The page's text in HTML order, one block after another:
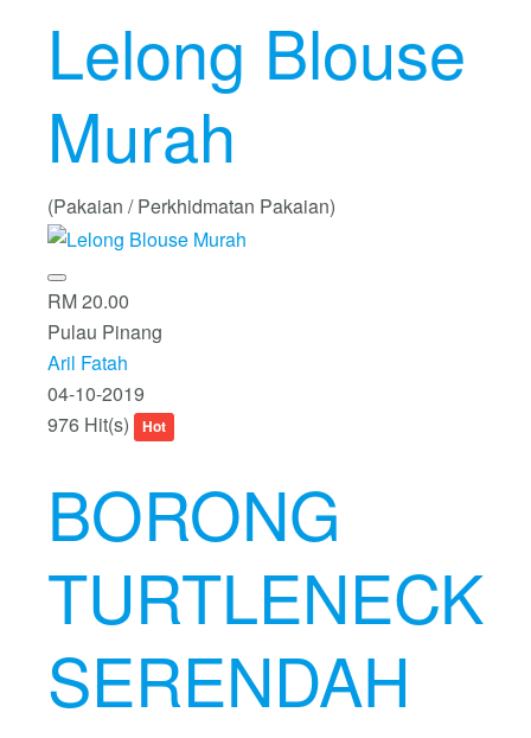
Lelong Blouse
Murah
(Pakaian / Perkhidmatan Pakaian)
RM 20.00
Pulau Pinang
Aril Fatah
04-10-2019
976 Hit(s)
Hot
BORONG
TURTLENECK
SERENDAH